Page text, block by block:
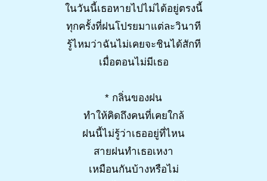
ในวันนี้เธอหายไปไม่ได้อยู่ตรงนี้
ทุกครั้งที่ฝนโปรยมาแต่ละวินาที
รู้ไหมว่าฉันไม่เคยจะชินได้สักที
เมื่อตอนไม่มีเธอ
* กลิ่นของฝน
ทำให้คิดถึงคนที่เคยใกล้
ฝนนี้ไม่รู้ว่าเธออยู่ที่ไหน
สายฝนทำเธอเหงา
เหมือนกันบ้างหรือไม่